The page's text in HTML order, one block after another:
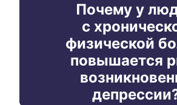
Почему у
с
физической
повышается